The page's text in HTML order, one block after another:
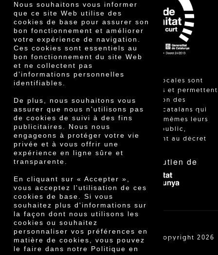
Nous souhaitons vous informer
que ce site Web utilise des
cookies de base pour assurer son
bon fonctionnement et améliorer
votre expérience de navigation.
Ces cookies sont essentiels au
bon fonctionnement du site Web
et ne collectent pas
d’informations personnelles
identifiables.
De plus, nous souhaitons vous
assurer que nous n'utilisons pas
de cookies de suivi à des fins
publicitaires. Nous nous
engageons à protéger votre vie
privée et à vous offrir une
expérience en ligne sûre et
transparente.
En cliquant sur « Accepter »,
vous acceptez l'utilisation de ces
cookies de base. Si vous
souhaitez plus d'informations sur
la façon dont nous utilisons les
cookies ou souhaitez
personnaliser vos préférences en
matière de cookies, vous pouvez
le faire dans notre Politique en
Certificats
Prix
Innovation
"Les ventes locales sont
réglementées et permettent
l'identification des
agriculteurs catalans qui
vendent eux-mêmes leurs
produits au public,
conformément au décret
Avec le soutien de
Cooperativa Agrícola de Cambrils SCCL | Copyright 2026
©